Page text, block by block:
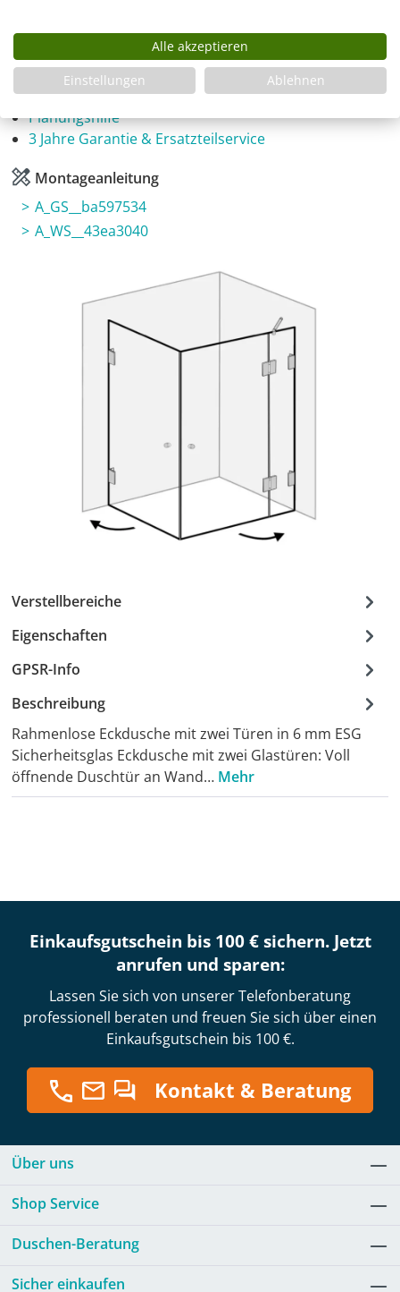
Infos
Fragen zum Artikel
Planungshilfe
3 Jahre Garantie & Ersatzteilservice
Montageanleitung
A_GS__ba597534
A_WS__43ea3040
Verstellbereiche
Eigenschaften
GPSR-Info
Beschreibung
Rahmenlose Eckdusche mit zwei Türen in 6 mm ESG
Sicherheitsglas Eckdusche mit zwei Glastüren: Voll
öffnende Duschtür an Wand… Mehr
Einkaufsgutschein bis 100 € sichern. Jetzt
anrufen und sparen:
Lassen Sie sich von unserer Telefonberatung
professionell beraten und freuen Sie sich über einen
Einkaufsgutschein bis 100 €.
Kontakt & Beratung
Über uns
Shop Service
Duschen-Beratung
Sicher einkaufen
Alle akzeptieren
Einstellungen
Ablehnen